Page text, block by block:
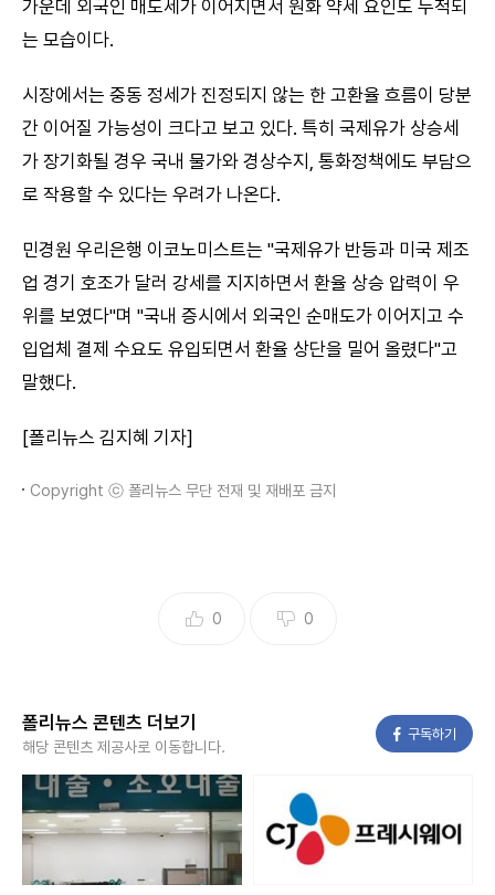
가운데 외국인 매도세가 이어지면서 원화 약세 요인도 누적되
는 모습이다.
시장에서는 중동 정세가 진정되지 않는 한 고환율 흐름이 당분
간 이어질 가능성이 크다고 보고 있다. 특히 국제유가 상승세
가 장기화될 경우 국내 물가와 경상수지, 통화정책에도 부담으
로 작용할 수 있다는 우려가 나온다.
민경원 우리은행 이코노미스트는 "국제유가 반등과 미국 제조
업 경기 호조가 달러 강세를 지지하면서 환율 상승 압력이 우
위를 보였다"며 "국내 증시에서 외국인 순매도가 이어지고 수
입업체 결제 수요도 유입되면서 환율 상단을 밀어 올렸다"고
말했다.
[폴리뉴스 김지혜 기자]
Copyright ⓒ 폴리뉴스 무단 전재 및 재배포 금지
0 0
폴리뉴스 콘텐츠 더보기
해당 콘텐츠 제공사로 이동합니다.
구독하기